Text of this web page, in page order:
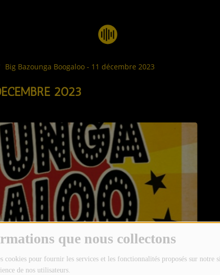
que nous collectons
cookies pour fournir les services et les fonctionnalités proposés sur notre
de nos utilisateurs.
Big Bazounga Boogaloo - 11 décembre 2023
2023